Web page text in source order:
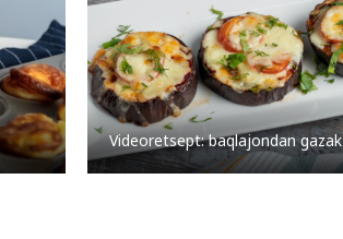
Videoretsept: baqlajondan gazak